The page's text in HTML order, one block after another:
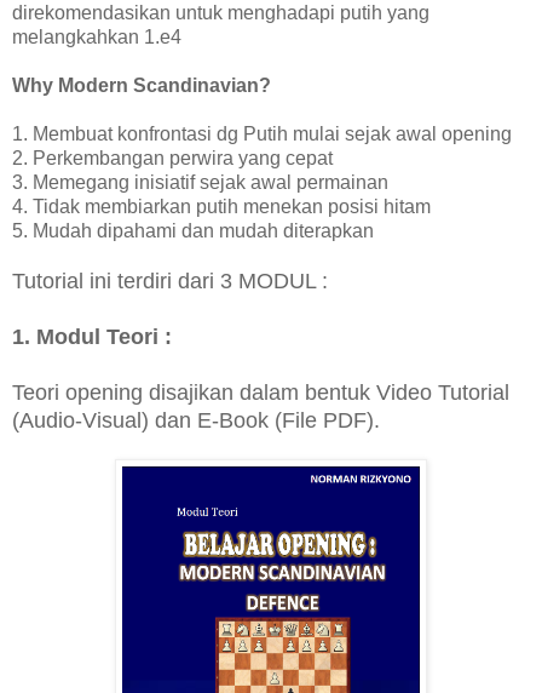
direkomendasikan untuk menghadapi putih yang
melangkahkan 1.e4
Why Modern Scandinavian?
1. Membuat konfrontasi dg Putih mulai sejak awal opening
2. Perkembangan perwira yang cepat
3. Memegang inisiatif sejak awal permainan
4. Tidak membiarkan putih menekan posisi hitam
5. Mudah dipahami dan mudah diterapkan
Tutorial ini terdiri dari 3 MODUL :
1. Modul Teori :
Teori opening disajikan dalam bentuk Video Tutorial
(Audio-Visual) dan E-Book (File PDF).